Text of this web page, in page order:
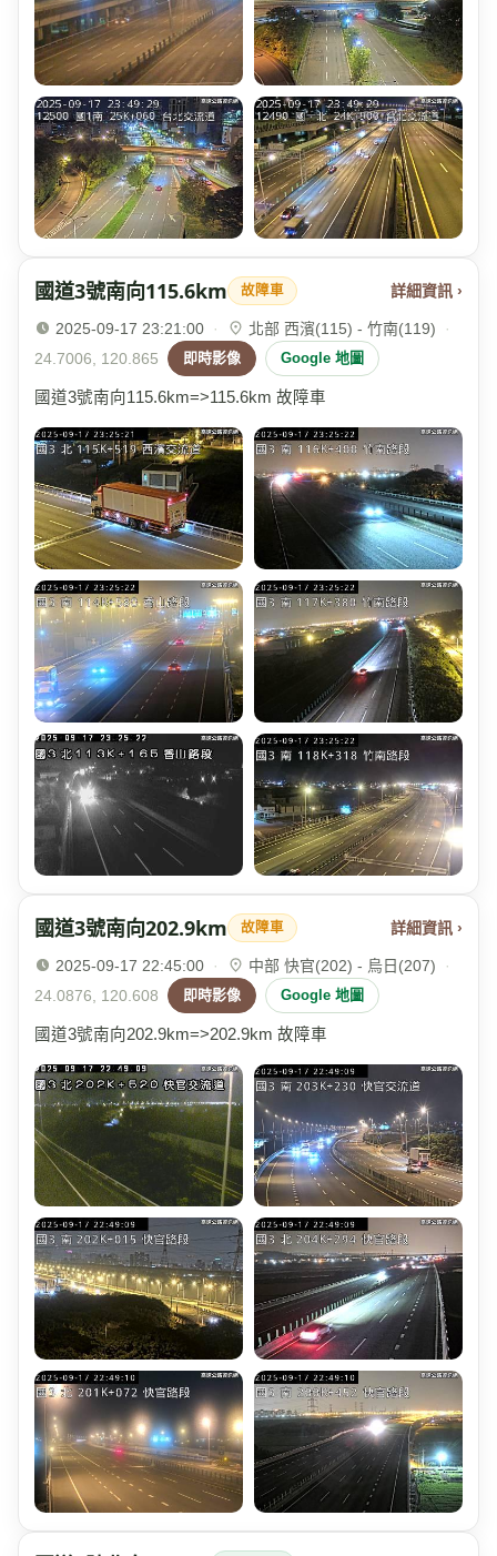
國道3號南向115.6km 故障車 詳細資訊 ›
2025-09-17 23:21:00 · 北部 西濱(115) - 竹南(119)
·
24.7006, 120.865
即時影像 Google 地圖
國道3號南向115.6km=>115.6km 故障車
國道3號南向202.9km 故障車 詳細資訊 ›
2025-09-17 22:45:00 · 中部 快官(202) - 烏日(207)
·
24.0876, 120.608
即時影像 Google 地圖
國道3號南向202.9km=>202.9km 故障車